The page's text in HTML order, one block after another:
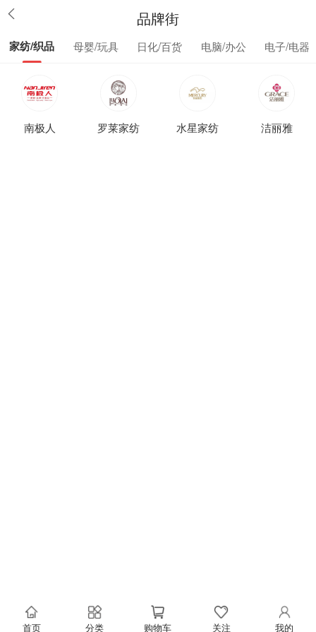
品牌街
家纺/织品 母婴/玩具 日化/百货 电脑/办公 电子/电器
南极人 罗莱家纺 水星家纺 洁丽雅
首页 分类 购物车 关注 我的